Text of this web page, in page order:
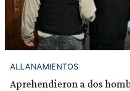
ALLANAMIENTOS
Aprehendieron a dos